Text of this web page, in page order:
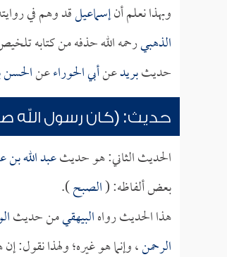
وبهذا نعلم أنإسماعيلقد وهم في
الذهبيرحمه الله حذفه من كتابه
حديثبريدعنأبي الحوراءعن
حديث: (كان رسول الله
الحديث الثاني: هو حديثعبد الله
بعض ألفاظه: (الصبح).
هذا الحديث رواهالبيهقيمن حديث
الرحمن، وإنما هو غيره؛ ولهذا